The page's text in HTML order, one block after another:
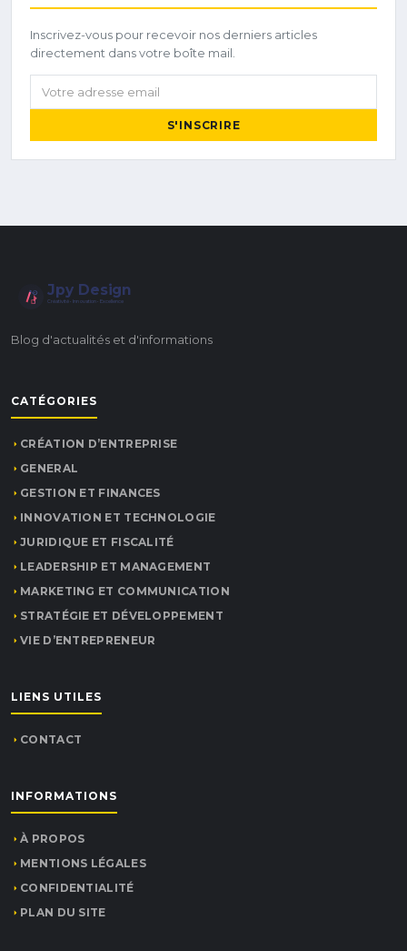
Inscrivez-vous pour recevoir nos derniers articles
directement dans votre boîte mail.
Votre adresse email
S'INSCRIRE
Jpy Design
Créativité • Innovation • Excellence
Blog d'actualités et d'informations
CATÉGORIES
CRÉATION D’ENTREPRISE
GENERAL
GESTION ET FINANCES
INNOVATION ET TECHNOLOGIE
JURIDIQUE ET FISCALITÉ
LEADERSHIP ET MANAGEMENT
MARKETING ET COMMUNICATION
STRATÉGIE ET DÉVELOPPEMENT
VIE D’ENTREPRENEUR
LIENS UTILES
CONTACT
INFORMATIONS
À PROPOS
MENTIONS LÉGALES
CONFIDENTIALITÉ
PLAN DU SITE